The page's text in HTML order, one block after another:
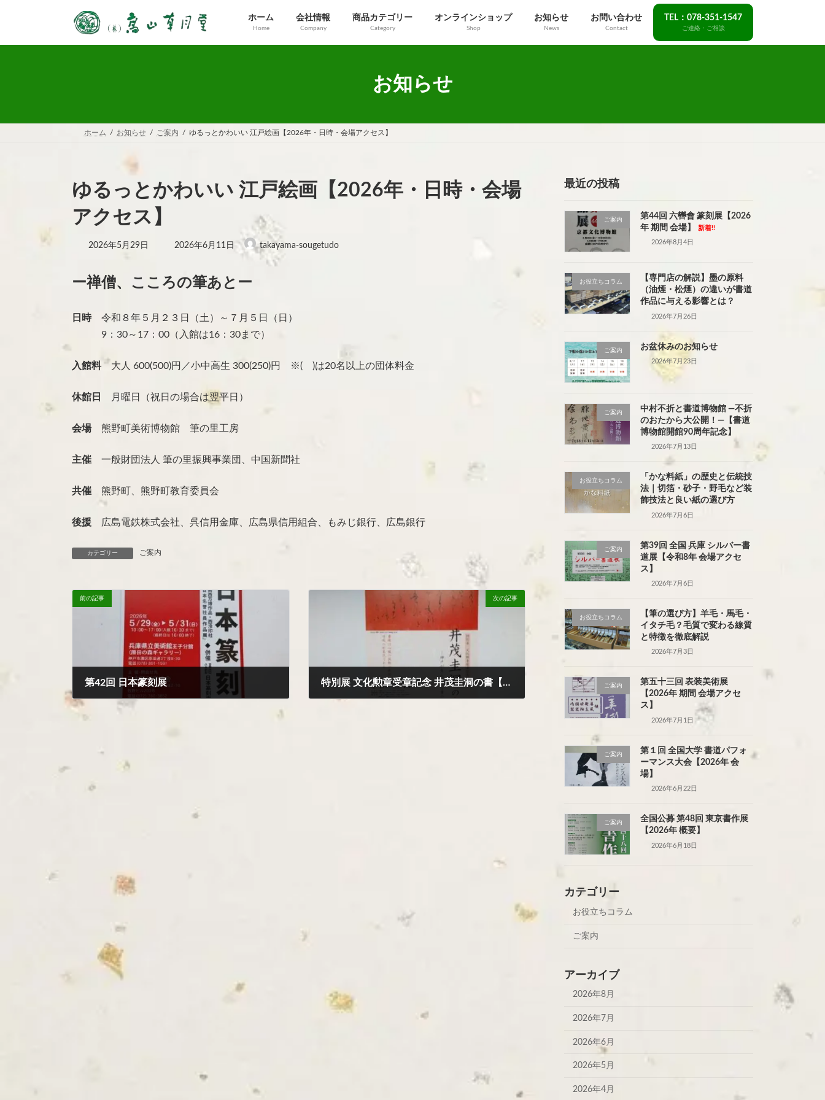
ン
プ
ー
動
ホーム
Home
会社情報
Company
商品カテゴリー
Category
オンラインショップ
Shop
お知らせ
News
お問い合わせ
Contact
TEL：078-351-1547
ご連絡・ご相談
お知らせ
ホーム お知らせ ご案内 ゆるっとかわいい 江戸絵画【2026年・日時・会場アクセス】
ゆるっとかわいい 江戸絵画【2026年・日時・会場
アクセス】
2026年5月29日
最
日
2026年6月11日 takayama-sougetudo
ー禅僧、こころの筆あとー
日時令和８年５月２３日（土）～７月５日（日）
9：30～17：00（入館は16：30まで）
入館料大人 600(500)円／小中高生 300(250)円 ※( )は20名以上の団体料金
休館日 月曜日（祝日の場合は翌平日）
会場熊野町美術博物館 筆の里工房
主催 一般財団法人 筆の里振興事業団、中国新聞社
共催 熊野町、熊野町教育委員会
後援 広島電鉄株式会社、呉信用金庫、広島県信用組合、もみじ銀行、広島銀行
カテゴリー ご案内
前の記事
第42回 日本篆刻展
2026年5月19日
次の記事
特別展 文化勲章受章記念 井茂圭洞の書【2026年・会期・会場アクセス】
最近の投稿
ご案内
第44回 六轡會 篆刻展【2026
年 期間 会場】
新着!!
2026年8月4日
お役立ちコラム
【専門店の解説】墨の原料
（油煙・松煙）の違いが書道
作品に与える影響とは？
2026年7月26日
ご案内 お盆休みのお知らせ
2026年7月23日
ご案内
中村不折と書道博物館 ―不折
のおたから大公開！―【書道
博物館開館90周年記念】
2026年7月13日
お役立ちコラム
「かな料紙」の歴史と伝統技
法｜切箔・砂子・野毛など装
飾技法と良い紙の選び方
2026年7月6日
ご案内
第39回 全国 兵庫 シルバー書
道展【令和8年 会場アクセ
ス】
2026年7月6日
お役立ちコラム
【筆の選び方】羊毛・馬毛・
イタチ毛？毛質で変わる線質
と特徴を徹底解説
2026年7月3日
ご案内
第五十三回 表装美術展
【2026年 期間 会場アクセ
ス】
2026年7月1日
ご案内
第１回 全国大学 書道パフォ
ーマンス大会【2026年 会
場】
2026年6月22日
ご案内
全国公募 第48回 東京書作展
【2026年 概要】
2026年6月18日
カテゴリー
お役立ちコラム
ご案内
アーカイブ
2026年8月
2026年7月
2026年6月
2026年5月
2026年4月